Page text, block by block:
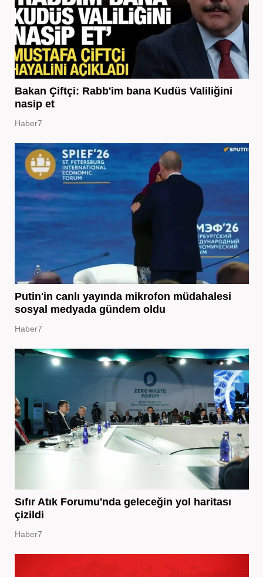
Bakan Çiftçi: Rabb'im bana Kudüs Valiliğini
nasip et
Haber7
Putin'in canlı yayında mikrofon müdahalesi
sosyal medyada gündem oldu
Haber7
Sıfır Atık Forumu'nda geleceğin yol haritası
çizildi
Haber7